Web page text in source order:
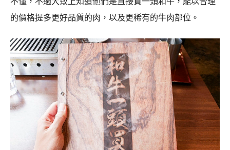
一頭牛燒肉 房家上野六丁目店菜單
一開始菜單內就先介紹他們的牛肉，都是日文，雖然也看
不懂，不過大致上知道他們是直接買一頭和牛，能以合理